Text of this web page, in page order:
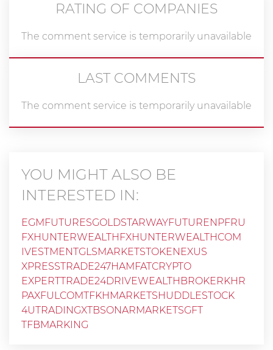
RATING OF COMPANIES
The comment service is temporarily unavailable
LAST COMMENTS
The comment service is temporarily unavailable
YOU MIGHT ALSO BE
INTERESTED IN:
EGMFUTURESGOLDSTARWAYFUTURENPFRU
FXHUNTERWEALTHFXHUNTERWEALTHCOM
IVESTMENTGLSMARKETSTOKENEXUS
XPRESSTRADE247HAMFATCRYPTO
EXPERTTRADE24DRIVEWEALTH BROKERKHR
PAXFULCOMTFKHMARKETSHUDDLESTOCK
4UTRADINGXTBSONARMARKETSGFT
TFBMARKING